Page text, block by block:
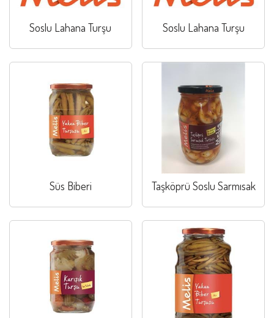
Soslu Lahana Turşu Soslu Lahana Turşu
Süs Biberi Taşköprü Soslu Sarmısak